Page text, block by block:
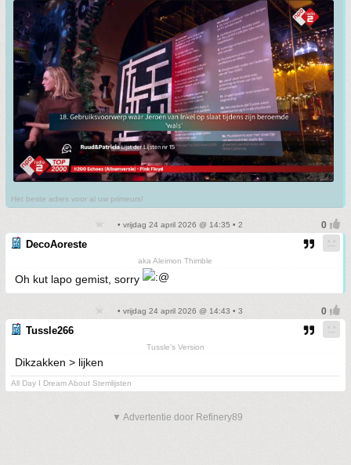
Het beste adres voor al uw primeurs!
• vrijdag 24 april 2026 @ 14:35 • 2
DecoAoreste
aka Aleimon Thimble
Oh kut lapo gemist, sorry
• vrijdag 24 april 2026 @ 14:43 • 3
Tussle266
Tussle's Version
Dikzakken > lijken
All Day I Dream About Stemlijsten
▼ Advertentie door Refinery89